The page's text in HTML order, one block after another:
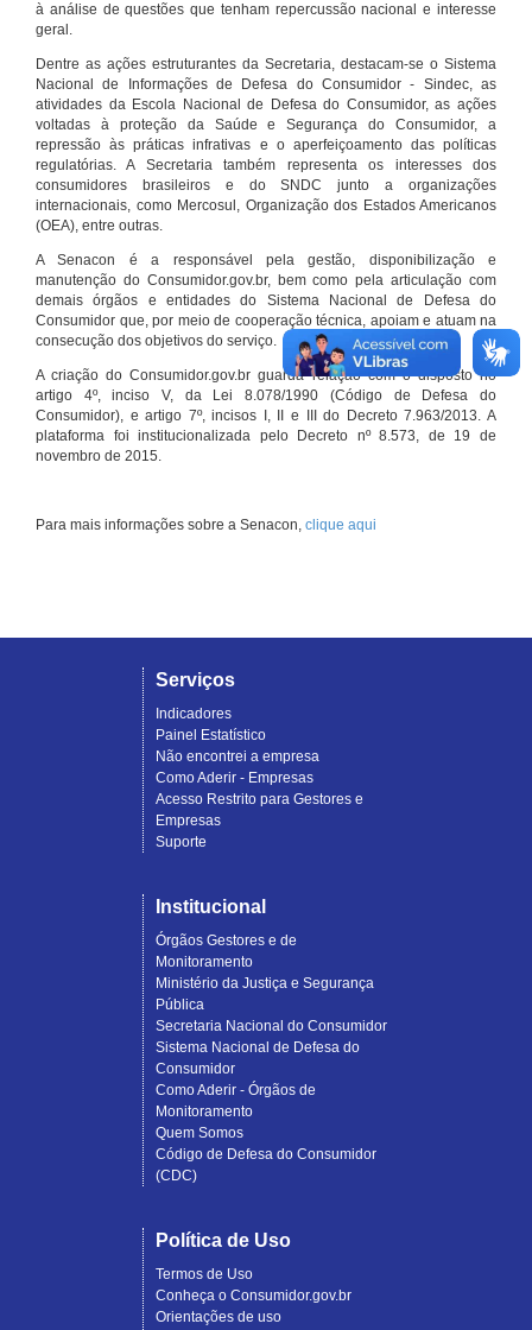
à análise de questões que tenham repercussão nacional e interesse
geral.
Dentre as ações estruturantes da Secretaria, destacam-se o Sistema
Nacional de Informações de Defesa do Consumidor - Sindec, as
atividades da Escola Nacional de Defesa do Consumidor, as ações
voltadas à proteção da Saúde e Segurança do Consumidor, a
repressão às práticas infrativas e o aperfeiçoamento das políticas
regulatórias. A Secretaria também representa os interesses dos
consumidores brasileiros e do SNDC junto a organizações
internacionais, como Mercosul, Organização dos Estados Americanos
(OEA), entre outras.
A Senacon é a responsável pela gestão, disponibilização e
manutenção do Consumidor.gov.br, bem como pela articulação com
demais órgãos e entidades do Sistema Nacional de Defesa do
Consumidor que, por meio de cooperação técnica, apoiam e atuam na
consecução dos objetivos do serviço.
A criação do Consumidor.gov.br guarda relação com o disposto no
artigo 4º, inciso V, da Lei 8.078/1990 (Código de Defesa do
Consumidor), e artigo 7º, incisos I, II e III do Decreto 7.963/2013. A
plataforma foi institucionalizada pelo Decreto nº 8.573, de 19 de
novembro de 2015.
Para mais informações sobre a Senacon, clique aqui
Serviços
Indicadores
Painel Estatístico
Não encontrei a empresa
Como Aderir - Empresas
Acesso Restrito para Gestores e
Empresas
Suporte
Institucional
Órgãos Gestores e de
Monitoramento
Ministério da Justiça e Segurança
Pública
Secretaria Nacional do Consumidor
Sistema Nacional de Defesa do
Consumidor
Como Aderir - Órgãos de
Monitoramento
Quem Somos
Código de Defesa do Consumidor
(CDC)
Política de Uso
Termos de Uso
Conheça o Consumidor.gov.br
Orientações de uso